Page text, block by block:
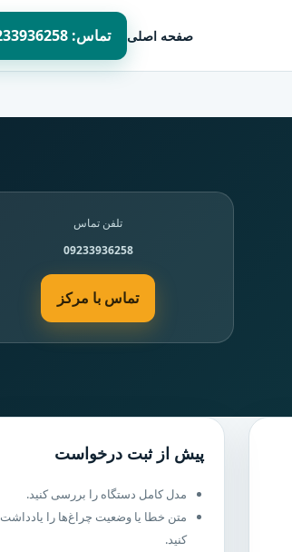
صفحه اصلی تماس: 09233936258
تلفن تماس
09233936258
تماس با مرکز
پیش از ثبت درخواست
مدل کامل دستگاه را بررسی کنید.
متن خطا یا وضعیت چراغ‌ها را یادداشت
کنید.